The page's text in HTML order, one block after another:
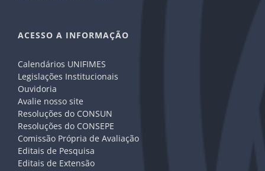
ACESSO A INFORMAÇÃO
Calendários UNIFIMES
Legislações Institucionais
Ouvidoria
Avalie nosso site
Resoluções do CONSUN
Resoluções do CONSEPE
Comissão Própria de Avaliação
Editais de Pesquisa
Editais de Extensão